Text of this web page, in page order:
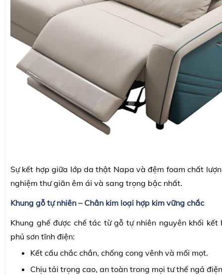
Sự kết hợp giữa lớp da thật Napa và đệm foam chất
nghiệm thư giãn êm ái và sang trọng bậc nhất.
Khung gỗ tự nhiên – Chân kim loại hợp kim vững chắc
Khung ghế được chế tác từ gỗ tự nhiên nguyên khối kết
phủ sơn tĩnh điện:
Kết cấu chắc chắn, chống cong vênh và mối mọt.
Chịu tải trọng cao, an toàn trong mọi tư thế ngả